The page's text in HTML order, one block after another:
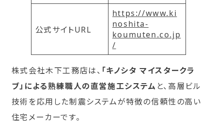
公式サイトURL
https://www.ki
noshita-
koumuten.co.jp
/
株式会社木下工務店は、 「キノシタ マイスタークラ
ブ」による熟練職人の直営施工システム と、高層ビル
技術を応用した制震システムが特徴の信頼性の高い
住宅メーカーです。